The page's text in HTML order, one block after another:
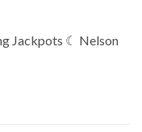
Jackpots ☾ Nelson